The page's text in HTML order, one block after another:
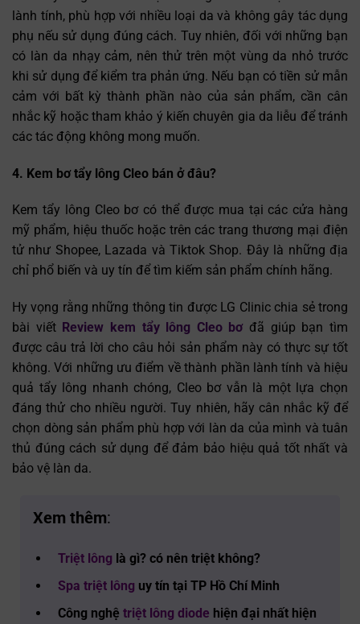
lành tính, phù hợp với nhiều loại da và không gây tác dụng
phụ nếu sử dụng đúng cách. Tuy nhiên, đối với những bạn
có làn da nhạy cảm, nên thử trên một vùng da nhỏ trước
khi sử dụng để kiểm tra phản ứng. Nếu bạn có tiền sử mẫn
cảm với bất kỳ thành phần nào của sản phẩm, cần cân
nhắc kỹ hoặc tham khảo ý kiến chuyên gia da liễu để tránh
các tác động không mong muốn.
4. Kem bơ tẩy lông Cleo bán ở đâu?
Kem tẩy lông Cleo bơ có thể được mua tại các cửa hàng
mỹ phẩm, hiệu thuốc hoặc trên các trang thương mại điện
tử như Shopee, Lazada và Tiktok Shop. Đây là những địa
chỉ phổ biến và uy tín để tìm kiếm sản phẩm chính hãng.
Hy vọng rằng những thông tin được LG Clinic chia sẻ trong
bài viết Review kem tẩy lông Cleo bơđã giúp bạn tìm
được câu trả lời cho câu hỏi sản phẩm này có thực sự tốt
không. Với những ưu điểm về thành phần lành tính và hiệu
quả tẩy lông nhanh chóng, Cleo bơ vẫn là một lựa chọn
đáng thử cho nhiều người. Tuy nhiên, hãy cân nhắc kỹ để
chọn dòng sản phẩm phù hợp với làn da của mình và tuân
thủ đúng cách sử dụng để đảm bảo hiệu quả tốt nhất và
bảo vệ làn da.
Xem thêm:
Triệt lông là gì? có nên triệt không?
Spa triệt lông uy tín tại TP Hồ Chí Minh
Công nghệ triệt lông diode hiện đại nhất hiện